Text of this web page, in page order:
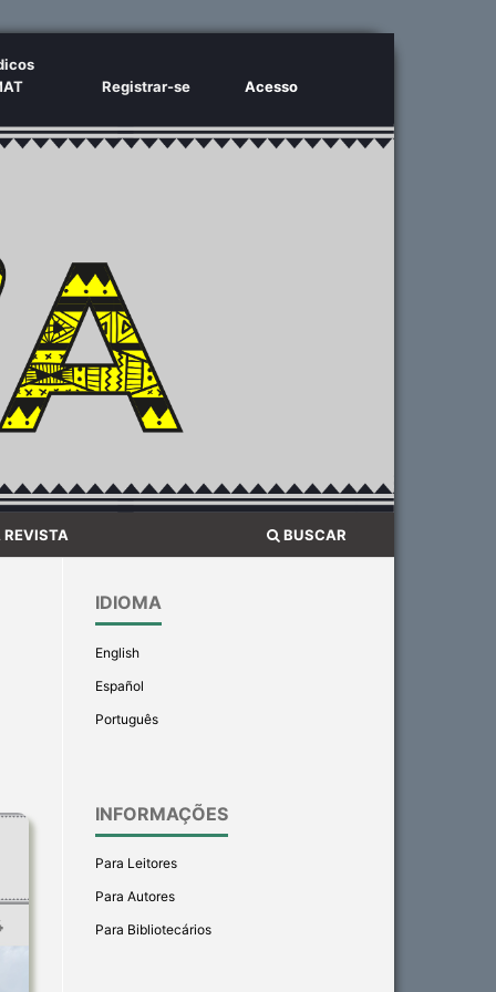
REVISTA BUSCAR
Registrar-se Acesso
IDIOMA
English
Español
Português
INFORMAÇÕES
Para Leitores
Para Autores
Para Bibliotecários